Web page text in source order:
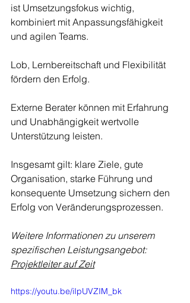
ist Umsetzungsfokus wichtig,
kombiniert mit Anpassungsfähigkeit
und agilen Teams.
Lob, Lernbereitschaft und Flexibilität
fördern den Erfolg.
Externe Berater können mit Erfahrung
und Unabhängigkeit wertvolle
Unterstützung leisten.
Insgesamt gilt: klare Ziele, gute
Organisation, starke Führung und
konsequente Umsetzung sichern den
Erfolg von Veränderungsprozessen.
Weitere Informationen zu unserem
spezifischen Leistungsangebot:
Projektleiter auf Zeit
https://youtu.be/iIpUVZIM_bk